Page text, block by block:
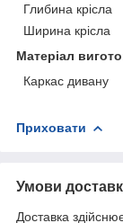
Глибина крісла
Ширина крісла
Матеріал
Каркас дивану
Приховати
Умови
Доставка